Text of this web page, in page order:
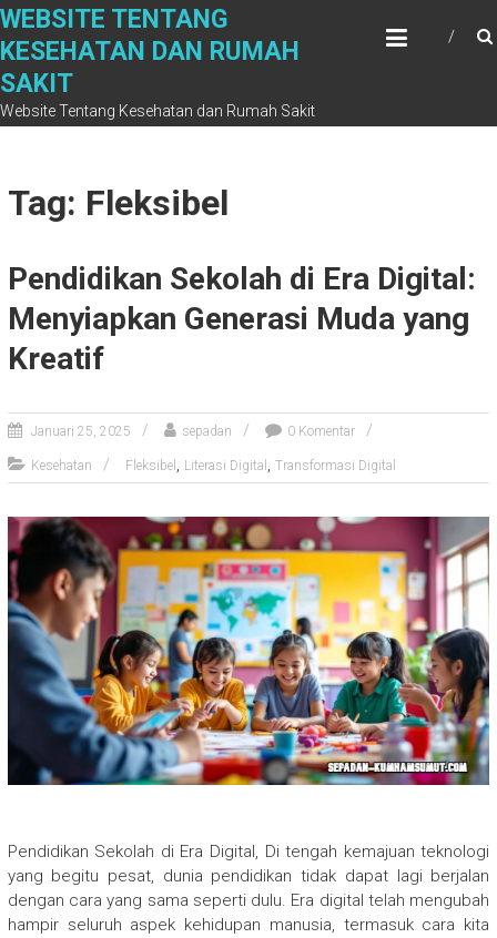
Skip
content
WEBSITE TENTANG
KESEHATAN DAN RUMAH
SAKIT
Website Tentang Kesehatan dan Rumah Sakit
Tag: Fleksibel
Pendidikan Sekolah di Era Digital:
Menyiapkan Generasi Muda yang
Kreatif
Januari 25, 2025 sepadan 0 Komentar
Kesehatan Fleksibel , Literasi Digital , Transformasi Digital
Pendidikan Sekolah di Era Digital, Di tengah kemajuan teknologi
yang begitu pesat, dunia pendidikan tidak dapat lagi berjalan
dengan cara yang sama seperti dulu. Era digital telah mengubah
hampir seluruh aspek kehidupan manusia, termasuk cara kita